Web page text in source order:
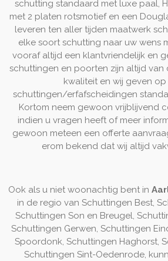
schutting standaard met luxe paal,
met 2 platen rotsmotief en een
leveren ten aller tijden maatwerk
elke soort schutting naar uw wens
vooraf altijd een klantvriendelijk en
schuttingen en poorten zijn altijd
kwaliteit en wij geven
schuttingen/erfafscheidingen
Kortom neem gewoon vrijblijvend
indien u vragen heeft of meer
gewoon meteen een offerte
erom bekend dat wij altijd
Ook als u niet woonachtig bent in
in de regio van Schuttingen Best,
Schuttingen Son en Breugel,
Schuttingen Gerwen, Schuttingen
Spoordonk, Schuttingen Haghorst,
Schuttingen Sint-Oedenrode,